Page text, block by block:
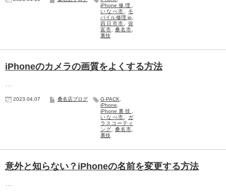
iPhone修理
いなべ市
,モ
バイル修理.jp
四日市市
,弥
富市
桑名市
裏技
iPhoneのカメラの画質をよくする方法
2023.04.07 桑名店ブログ G-PACK
iPhone
iPhone裏技
いなべ市
ガ
ラスコーティ
ング
桑名市
裏技
意外と知らない？iPhoneの名前を変更する方法